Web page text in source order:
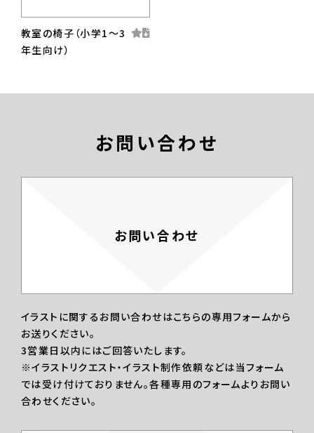
教室の椅子（小学1〜3
年生向け）
お問い合わせ
お問い合わせ
イラストに関するお問い合わせはこちらの専用フォームから
お送りください。
3営業日以内にはご回答いたします。
※イラストリクエスト・イラスト制作依頼などは当フォーム
では受け付けておりません。各種専用のフォームよりお問い
合わせください。